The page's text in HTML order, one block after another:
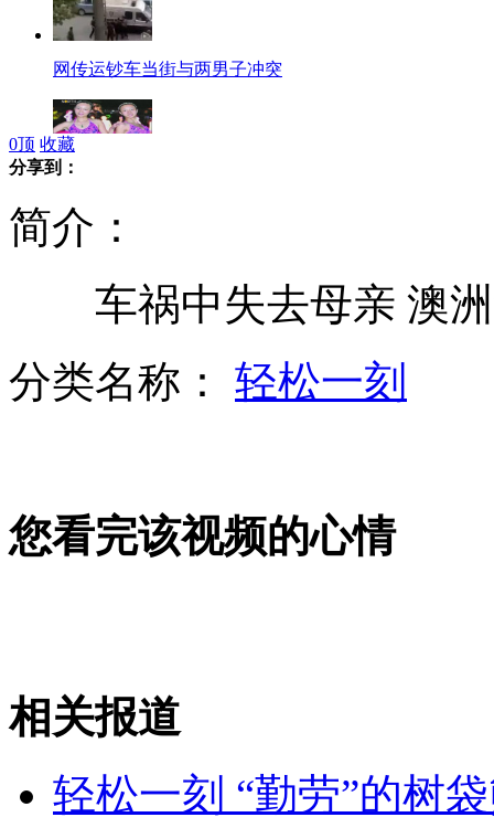
网传运钞车当街与两男子冲突
北大校长回应质疑:我有性格 不想改
高三老师苦叹：谢师宴是坑师宴
0顶 收藏
分享到：
简介：
车祸中失去母亲 澳洲
分类名称： 轻松一刻
您看完该视频的心情
相关报道
轻松一刻 “勤劳”的树